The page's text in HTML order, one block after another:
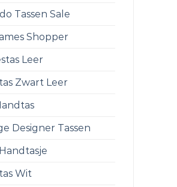
Tassen Sale
Shopper
Leer
Zwart Leer
Designer Tassen
Wit